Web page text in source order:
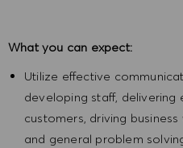
What you can expect:
Utilize effective
developing staff, delivering
customers, driving
and general problem